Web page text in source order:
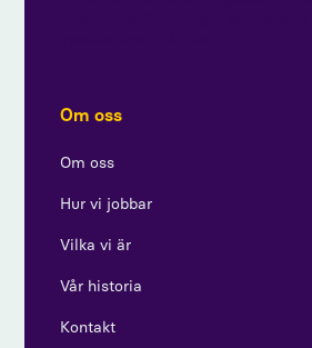
Om oss
Om oss
Hur vi jobbar
Vilka vi är
Vår historia
Kontakt